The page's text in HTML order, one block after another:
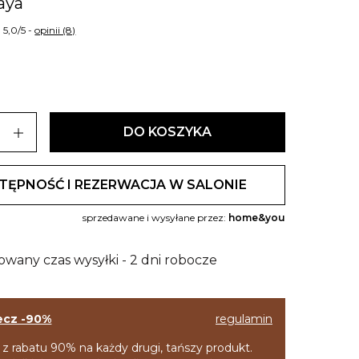
5,0/5 -opinii (8)
add DO KOSZYKA
I REZERWACJA W SALONIE
sprzedawane i wysyłane przez: home&you
czas wysyłki - 2 dni robocze
-90%
regulamin
rabatu 90% na każdy drugi, tańszy produkt.